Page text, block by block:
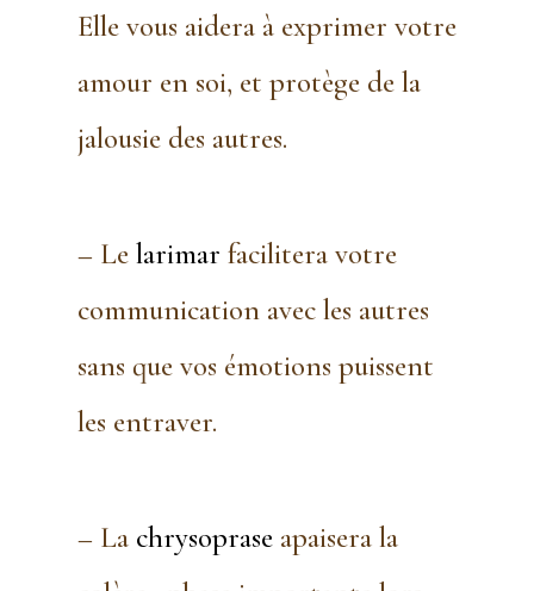
Elle vous aidera à exprimer votre
amour en soi, et protège de la
jalousie des autres.
– Le larimar facilitera votre
communication avec les autres
sans que vos émotions puissent
les entraver.
– La chrysopraseapaisera la